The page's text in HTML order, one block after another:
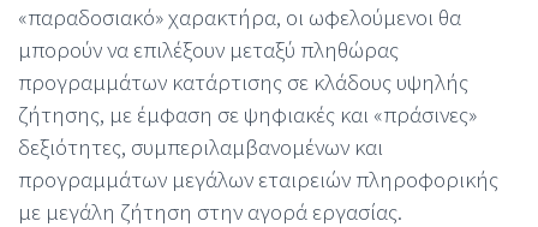
«παραδοσιακό» χαρακτήρα, οι ωφελούμενοι θα
μπορούν να επιλέξουν μεταξύ πληθώρας
προγραμμάτων κατάρτισης σε κλάδους υψηλής
ζήτησης, με έμφαση σε ψηφιακές και «πράσινες»
δεξιότητες, συμπεριλαμβανομένων και
προγραμμάτων μεγάλων εταιρειών πληροφορικής
με μεγάλη ζήτηση στην αγορά εργασίας.